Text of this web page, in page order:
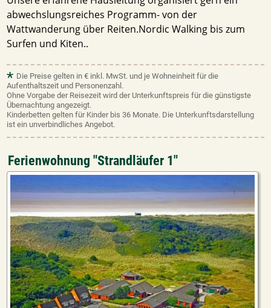
abwechslungsreiches Programm- von der
Wattwanderung über Reiten.Nordic Walking bis zum
Surfen und Kiten..
* Die Preise gelten in € inkl. MwSt. und je Wohneinheit für die
Aufenthaltszeit und Personenzahl.
Ohne Vorgabe der Reisezeit wird der Unterkunftspreis für die günstigste
Übernachtung angezeigt.
Kinderbetten gelten für Kinder bis 36 Monate. Die Unterkunftsdarstellung
ist ein unverbindliches Angebot.
Ferienwohnung "Strandläufer 1"